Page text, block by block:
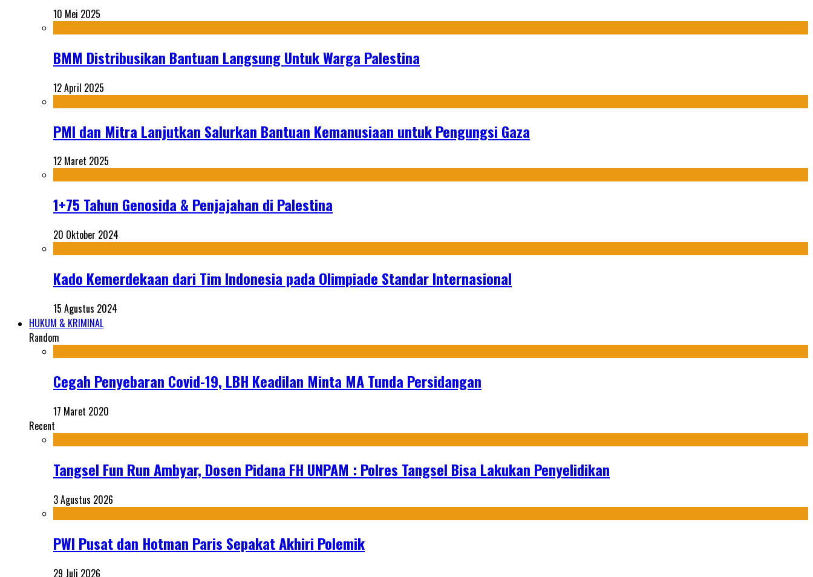
10 Mei 2025
BMM Distribusikan Bantuan Langsung Untuk Warga Palestina
12 April 2025
PMI dan Mitra Lanjutkan Salurkan Bantuan Kemanusiaan untuk Pengungsi Gaza
12 Maret 2025
1+75 Tahun Genosida & Penjajahan di Palestina
20 Oktober 2024
Kado Kemerdekaan dari Tim Indonesia pada Olimpiade Standar Internasional
15 Agustus 2024
HUKUM & KRIMINAL
Random
Cegah Penyebaran Covid-19, LBH Keadilan Minta MA Tunda Persidangan
17 Maret 2020
Recent
Tangsel Fun Run Ambyar, Dosen Pidana FH UNPAM : Polres Tangsel Bisa Lakukan Penyelidikan
3 Agustus 2026
PWI Pusat dan Hotman Paris Sepakat Akhiri Polemik
29 Juli 2026